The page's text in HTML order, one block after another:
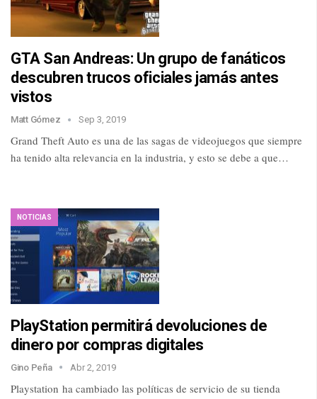
GTA San Andreas: Un grupo de fanáticos
descubren trucos oficiales jamás antes
vistos
Matt Gómez Sep 3, 2019
Grand Theft Auto es una de las sagas de videojuegos que siempre
ha tenido alta relevancia en la industria, y esto se debe a que…
NOTICIAS
PlayStation permitirá devoluciones de
dinero por compras digitales
Gino Peña Abr 2, 2019
Playstation ha cambiado las políticas de servicio de su tienda